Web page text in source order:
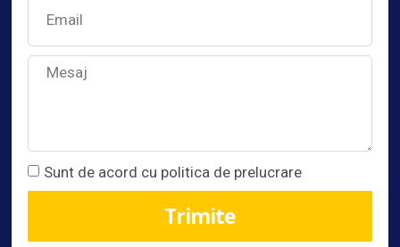
Sunt de acord cu politica de prelucrare
Trimite